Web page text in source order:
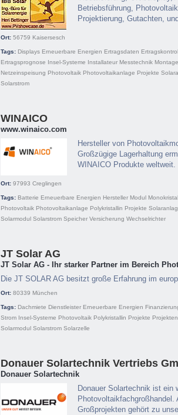
Betriebsführung,
Projektierung, Gutachten,
Ort: 56759 Kaisersesch
Tags: Displays Erneuerbare Energien Ertragsdaten
Ertragsprognose Insel-Systeme Installateur Messtechnik Montage
Netzeinspeisung Photovoltaik Photovoltaikanlage Projekte
Solarstrom
WINAICO
www.winaico.com
Hersteller von
Großzügige Lagerhaltung
WINAICO Produkte weltweit.
Ort: 97993 Creglingen
Tags: Batterie Erneuerbare Energien Hersteller Modul
Photovoltaik Photovoltaikanlage Polykristallin Projekte
Solarmodul Solarstrom Speicher Versicherung Wechselrichter
JT Solar AG
JT Solar AG - Ihr starker Partner im Bereich
Die JT SOLAR AG besitzt große Erfahrung im
Ort: 80339 München
Tags: Dachmiete Dienstleister Erneuerbare Energien
Strom Insel-Systeme Photovoltaik Polykristallin Projekte
Solarmodul Solarstrom Solarzelle
Donauer Solartechnik Vertriebs
Donauer Solartechnik
Donauer Solartechnik ist ein
Großprojekten gehört zu